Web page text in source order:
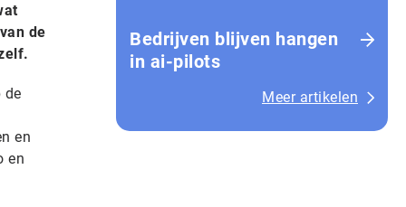
de
de
en
en
Bedrijven blijven hangen
in ai-pilots
Meer artikelen